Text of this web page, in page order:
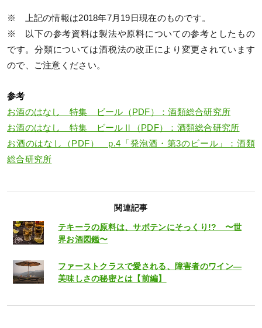
※ 上記の情報は2018年7月19日現在のものです。
※ 以下の参考資料は製法や原料についての参考としたもの
です。分類については酒税法の改正により変更されています
ので、ご注意ください。
参考
お酒のはなし 特集 ビール（PDF）：酒類総合研究所
お酒のはなし 特集 ビールⅡ（PDF）：酒類総合研究所
お酒のはなし（PDF） p.4「発泡酒・第3のビール」：酒類
総合研究所
関連記事
テキーラの原料は、サボテンにそっくり!? 〜世
界お酒図鑑〜
ファーストクラスで愛される、障害者のワイン―
美味しさの秘密とは【前編】